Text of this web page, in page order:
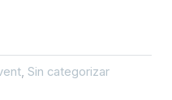
,Sin categorizar